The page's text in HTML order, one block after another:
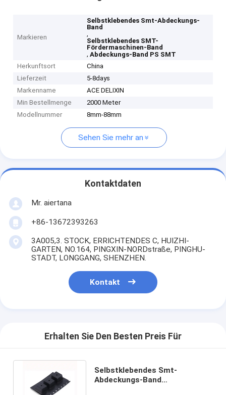
Markieren
Selbstklebendes Smt-Abdeckungs-
Band
,
Selbstklebendes SMT-
Fördermaschinen-Band
,Abdeckungs-Band PS SMT
Herkunftsort
China
Lieferzeit
5-8days
Markenname
ACE DELIXIN
Min Bestellmenge
2000 Meter
Modellnummer
8mm-88mm
Sehen Sie mehr an
Kontaktdaten
Mr. aiertana
+86-13672393263
3A005,3. STOCK, ERRICHTENDES C, HUIZHI-
GARTEN, NO.164, PINGXIN-NORDstraße, PINGHU-
STADT, LONGGANG, SHENZHEN.
Kontakt
Erhalten Sie Den Besten Preis Für
Selbstklebendes Smt-
Abdeckungs-Band